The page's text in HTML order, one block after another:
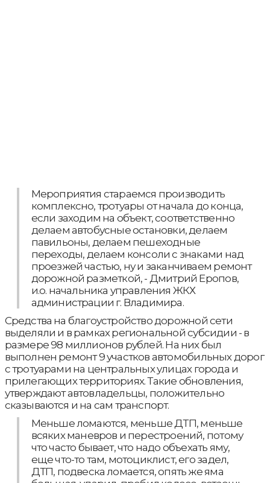
Мероприятия стараемся производить
комплексно, тротуары от начала до конца,
если заходим на объект, соответственно
делаем автобусные остановки, делаем
павильоны, делаем пешеходные
переходы, делаем консоли с знаками над
проезжей частью, ну и заканчиваем ремонт
дорожной разметкой, - Дмитрий Еропов,
и.о. начальника управления ЖКХ
администрации г. Владимира.
Средства на благоустройство дорожной сети
выделяли и в рамках региональной субсидии - в
размере 98 миллионов рублей. На них был
выполнен ремонт 9 участков автомобильных дорог
с тротуарами на центральных улицах города и
прилегающих территориях. Такие обновления,
утверждают автовладельцы, положительно
сказываются и на сам транспорт.
Меньше ломаются, меньше ДТП, меньше
всяких маневров и перестроений, потому
что часто бывает, что надо объехать яму,
еще что-то там, мотоциклист, его задел,
ДТП, подвеска ломается, опять же яма